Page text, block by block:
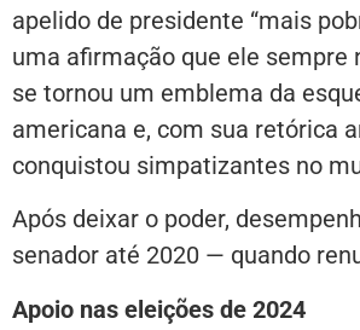
apelido de presidente “mais
uma afirmação que ele sempre
se tornou um emblema da
americana e, com sua retórica
conquistou simpatizantes no
Após deixar o poder,
senador até 2020 — quando
Apoio nas eleições de 2024